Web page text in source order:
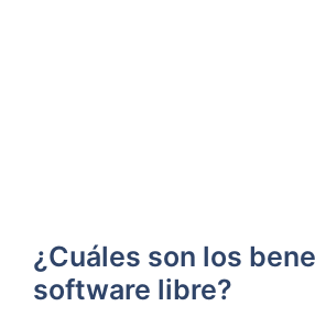
¿Cuáles son los
software libre?